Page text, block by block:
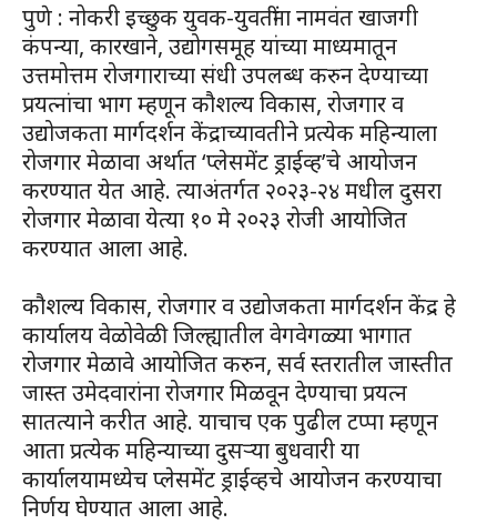
पुणे : नोकरी इच्छुक युवक-युवतींना नामवंत खाजगी
कंपन्या, कारखाने, उद्योगसमूह यांच्या माध्यमातून
उत्तमोत्तम रोजगाराच्या संधी उपलब्ध करुन देण्याच्या
प्रयत्नांचा भाग म्हणून कौशल्य विकास, रोजगार व
उद्योजकता मार्गदर्शन केंद्राच्यावतीने प्रत्येक महिन्याला
रोजगार मेळावा अर्थात ‘प्लेसमेंट ड्राईव्ह’चे आयोजन
करण्यात येत आहे. त्याअंतर्गत २०२३-२४ मधील दुसरा
रोजगार मेळावा येत्या १० मे २०२३ रोजी आयोजित
करण्यात आला आहे.
कौशल्य विकास, रोजगार व उद्योजकता मार्गदर्शन केंद्र हे
कार्यालय वेळोवेळी जिल्ह्यातील वेगवेगळ्या भागात
रोजगार मेळावे आयोजित करुन, सर्व स्तरातील जास्तीत
जास्त उमेदवारांना रोजगार मिळवून देण्याचा प्रयत्न
सातत्याने करीत आहे. याचाच एक पुढील टप्पा म्हणून
आता प्रत्येक महिन्याच्या दुसऱ्या बुधवारी या
कार्यालयामध्येच प्लेसमेंट ड्राईव्हचे आयोजन करण्याचा
निर्णय घेण्यात आला आहे.